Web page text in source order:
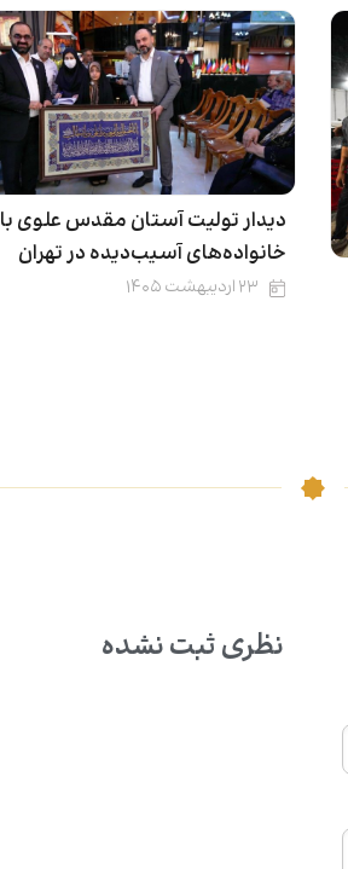
دیدار تولیت آستان مقدس علوی با
خانواده‌های آسیب‌دیده‌ در تهران
۲۳ اردیبهشت ۱۴۰۵
نظری ثبت نشده